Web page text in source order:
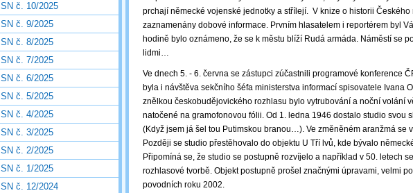
prchají německé vojenské jednotky a střílejí. V knize o historii Českého
zaznamenány dobové informace. Prvním hlasatelem i reportérem byl
hodině bylo oznámeno, že se k městu blíží Rudá armáda. Náměstí se
lidmi…
Ve dnech 5. - 6. června se zástupci zúčastnili programové konference
byla i návštěva sekčního šéfa ministerstva informací spisovatele Ivana
znělkou českobudějovického rozhlasu bylo vytrubování a noční volání
natočené na gramofonovou fólii. Od 1. ledna 1946 dostalo studio svou
(Když jsem já šel tou Putimskou branou…). Ve změněném aranžmá se
Později se studio přestěhovalo do objektu U Tří lvů, kde bývalo
Připomíná se, že studio se postupně rozvíjelo a například v 50. letech
rozhlasové tvorbě. Objekt postupně prošel značnými úpravami, velmi
povodních roku 2002.
SN č. 10/2025
SN č. 9/2025
SN č. 8/2025
SN č. 7/2025
SN č. 6/2025
SN č. 5/2025
SN č. 4/2025
SN č. 3/2025
SN č. 2/2025
SN č. 1/2025
SN č. 12/2024